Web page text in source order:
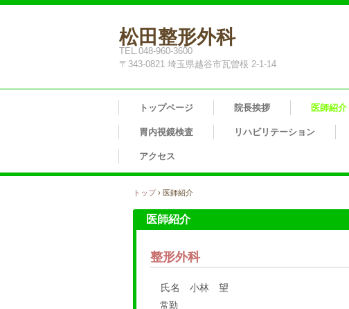
松田整形外科
TEL.048-960-3600
〒343-0821 埼玉県越谷市瓦曽根 2-1-14
トップページ 院長挨拶 医師紹介
胃内視鏡検査 リハビリテーション
アクセス
トップ › 医師紹介
医師紹介
整形外科
氏名 小林 望
常勤